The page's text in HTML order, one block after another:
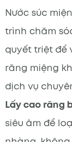
Nước súc
trình chăm
quyết triệt để
răng miệng
dịch vụ
Lấy cao răng
siêu âm để